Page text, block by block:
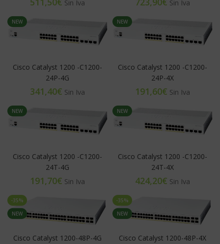
NEW
Cisco Catalyst 1200 -C1200-
24P-4G
€
NEW
Cisco Catalyst 1200 -C1200-
24P-4X
€
NEW
Cisco Catalyst 1200 -C1200-
24T-4G
€
NEW
Cisco Catalyst 1200 -C1200-
24T-4X
€
-35%
NEW
Cisco Catalyst 1200-48P-4G
-35%
NEW
Cisco Catalyst 1200-48P-4X